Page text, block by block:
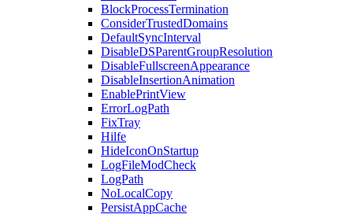
BlockProcessTermination
ConsiderTrustedDomains
DefaultSyncInterval
DisableDSParentGroupResolution
DisableFullscreenAppearance
DisableInsertionAnimation
EnablePrintView
ErrorLogPath
FixTray
Hilfe
HideIconOnStartup
LogFileModCheck
LogPath
NoLocalCopy
PersistAppCache